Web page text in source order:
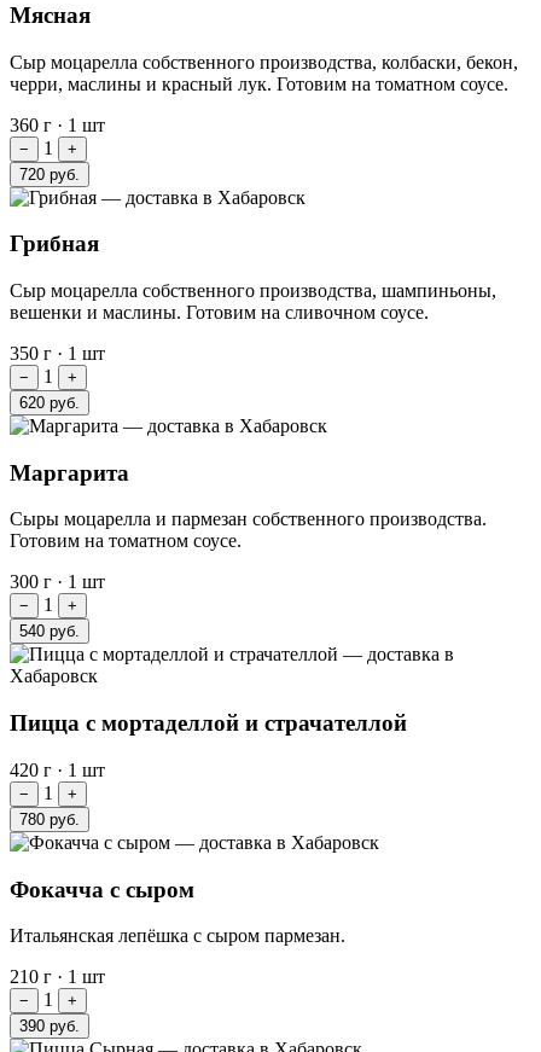
Мясная
Сыр моцарелла собственного производства, колбаски, бекон,
черри, маслины и красный лук. Готовим на томатном соусе.
360 г · 1 шт
− 1
+
720 руб.
Грибная
Сыр моцарелла собственного производства, шампиньоны,
вешенки и маслины. Готовим на сливочном соусе.
350 г · 1 шт
− 1
+
620 руб.
Маргарита
Сыры моцарелла и пармезан собственного производства.
Готовим на томатном соусе.
300 г · 1 шт
− 1
+
540 руб.
Пицца с мортаделлой и страчателлой
420 г · 1 шт
− 1
+
780 руб.
Фокачча с сыром
Итальянская лепёшка с сыром пармезан.
210 г · 1 шт
− 1
+
390 руб.